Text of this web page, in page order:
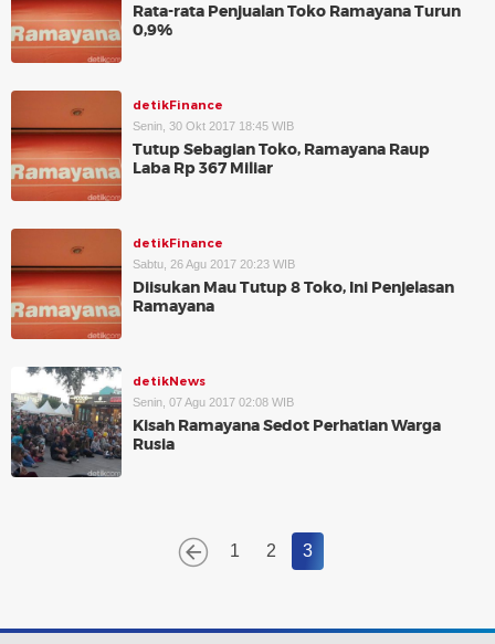
Rata-rata Penjualan Toko Ramayana Turun
0,9%
detikFinance
Senin, 30 Okt 2017 18:45 WIB
Tutup Sebagian Toko, Ramayana Raup
Laba Rp 367 Miliar
detikFinance
Sabtu, 26 Agu 2017 20:23 WIB
Diisukan Mau Tutup 8 Toko, Ini Penjelasan
Ramayana
detikNews
Senin, 07 Agu 2017 02:08 WIB
Kisah Ramayana Sedot Perhatian Warga
Rusia
1 2 3